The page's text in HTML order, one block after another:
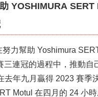
YOSHIMURA SERT
力幫助 Yoshimura
三連冠的過程中，推動自
去年九月贏得 2023 賽季
Motul 在四月的 24 小